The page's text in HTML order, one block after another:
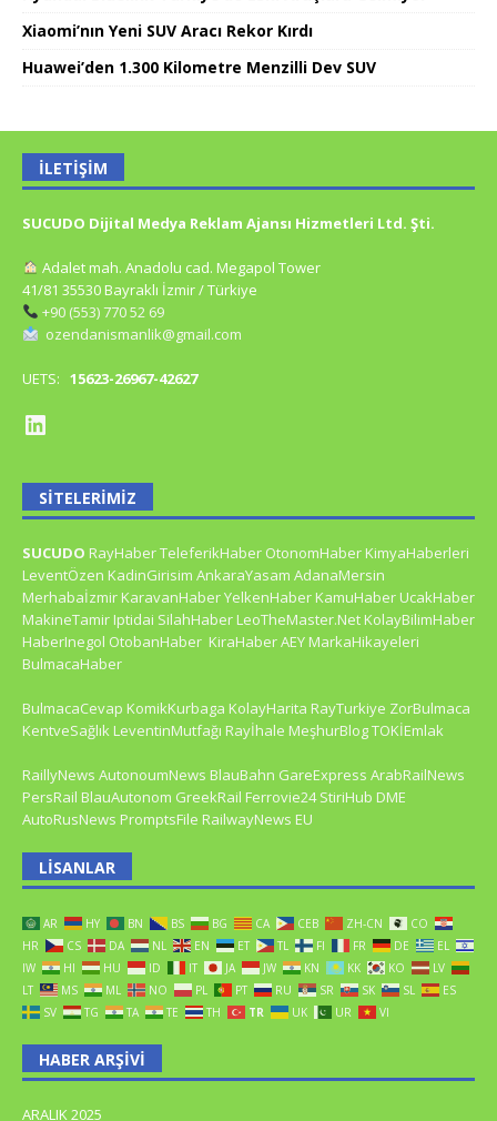
Xiaomi’nın Yeni SUV Aracı Rekor Kırdı
Huawei’den 1.300 Kilometre Menzilli Dev SUV
İLETIŞIM
SUCUDO Dijital Medya Reklam Ajansı Hizmetleri Ltd. Şti.
Adalet mah. Anadolu cad. Megapol Tower
41/81 35530 Bayraklı İzmir / Türkiye
+90 (553) 770 52 69
ozendanismanlik@gmail.com
UETS: 15623-26967-42627
SITELERIMIZ
SUCUDO RayHaberTeleferikHaber OtonomHaber KimyaHaberleri
LeventÖzen KadinGirisim AnkaraYasam AdanaMersin
Merhabaİzmir KaravanHaberYelkenHaber KamuHaber UcakHaber
MakineTamir Iptidai SilahHaber LeoTheMaster.Net KolayBilimHaber
HaberInegol OtobanHaber KiraHaberAEY MarkaHikayeleri
BulmacaHaber
BulmacaCevap KomikKurbaga KolayHarita RayTurkiye ZorBulmaca
KentveSağlık LeventinMutfağı Rayİhale MeşhurBlogTOKİEmlak
RaillyNews AutonoumNews BlauBahn GareExpress ArabRailNews
PersRail BlauAutonom GreekRail Ferrovie24 StiriHub DME
AutoRusNews PromptsFile RailwayNews EU
LISANLAR
AR HY BN BS BG CA CEB ZH-CN
CO
HR
CS DA NL EN ET TL FI FR DE
EL
IW
HI HU ID IT JA JW KN KK KO
LV
LT
MS ML NO PL PT RU SR SK SL
ES
SV
TG TA TE TH TR UK UR VI
HABER ARŞIVI
ARALIK 2025